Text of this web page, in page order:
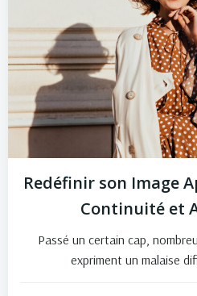
Redéfinir son Image
Continuité et
Passé un certain cap,
expriment un malaise